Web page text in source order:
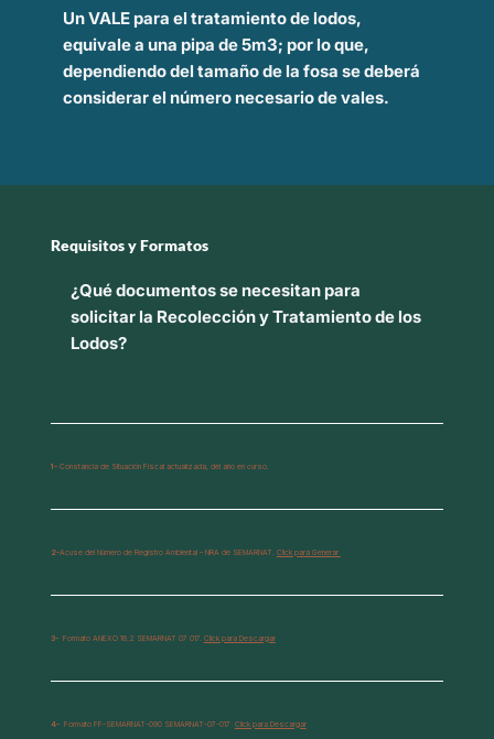
UnVALEpara el tratamiento de lodos,
equivale a una pipa de 5m3; por lo que,
dependiendo del tamaño de la fosa se deberá
considerarel número necesario de vales.
Requisitos y Formatos
¿Qué documentos se necesitan para
solicitar la Recolección y Tratamiento de los
Lodos?
1- Constancia de Situación Fiscal actualizada, del año en curso.
2-Acuse del Número de Registro Ambiental – NRA de SEMARNAT. Click para Generar
3-Formato ANEXO 18.2 SEMARNAT 07 017. Click para Descargar
4-Formato FF-SEMARNAT-090 SEMARNAT-07-017 Click para Descargar